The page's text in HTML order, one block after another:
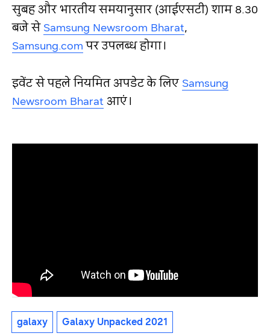
सुबह और भारतीय समयानुसार (आईएसटी) शाम 8.30
बजे से Samsung Newsroom Bharat,
Samsung.com पर उपलब्ध होगा।
इवेंट से पहले नियमित अपडेट के लिए Samsung
Newsroom Bharat आएं।
galaxy
Galaxy Unpacked 2021